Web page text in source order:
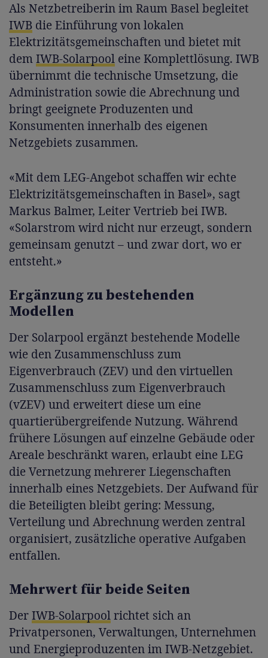
Als Netzbetreiberin im Raum Basel begleitet
IWB die Einführung von lokalen
Elektrizitätsgemeinschaften und bietet mit
demIWB-Solarpool eine Komplettlösung. IWB
übernimmt die technische Umsetzung, die
Administration sowie die Abrechnung und
bringt geeignete Produzenten und
Konsumenten innerhalb des eigenen
Netzgebiets zusammen.
«Mit dem LEG-Angebot schaffen wir echte
Elektrizitätsgemeinschaften in Basel», sagt
Markus Balmer, Leiter Vertrieb bei IWB.
«Solarstrom wird nicht nur erzeugt, sondern
gemeinsam genutzt – und zwar dort, wo er
entsteht.»
Ergänzung zu bestehenden
Modellen
Der Solarpool ergänzt bestehende Modelle
wie den Zusammenschluss zum
Eigenverbrauch (ZEV) und den virtuellen
Zusammenschluss zum Eigenverbrauch
(vZEV) und erweitert diese um eine
quartierübergreifende Nutzung. Während
frühere Lösungen auf einzelne Gebäude oder
Areale beschränkt waren, erlaubt eine LEG
die Vernetzung mehrerer Liegenschaften
innerhalb eines Netzgebiets. Der Aufwand für
die Beteiligten bleibt gering: Messung,
Verteilung und Abrechnung werden zentral
organisiert, zusätzliche operative Aufgaben
entfallen.
Mehrwert für beide Seiten
DerIWB-Solarpoolrichtet sich an
Privatpersonen, Verwaltungen, Unternehmen
und Energieproduzenten im IWB-Netzgebiet.